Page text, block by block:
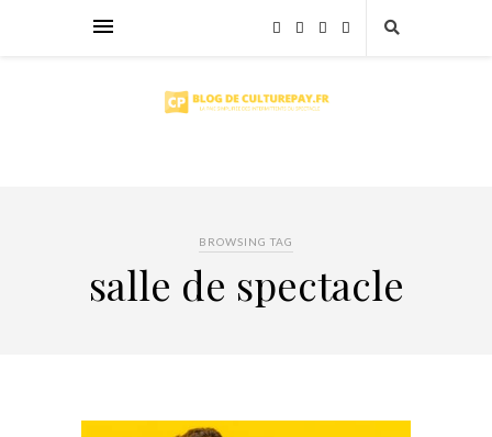
BROWSING TAG
salle de spectacle